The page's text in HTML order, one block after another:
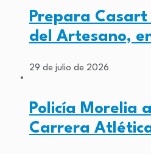
Prepara
del Artesano,
29 de julio de 2026
Policía Morelia
Carrera